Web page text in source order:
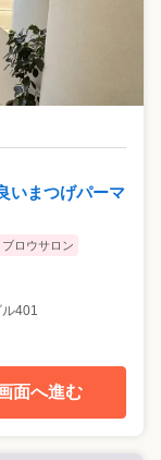
いまつげパーマ
ブロウサロン
401
面へ進む